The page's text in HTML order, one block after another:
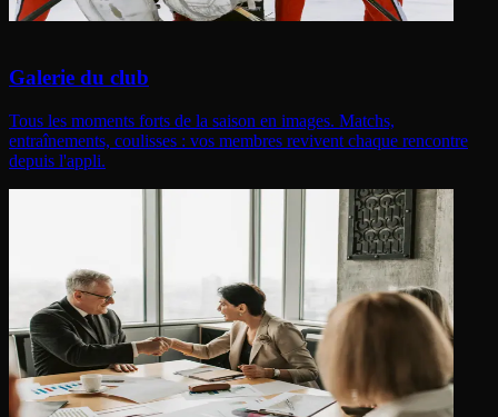
Galerie du club
Tous les moments forts de la saison en images. Matchs,
entraînements, coulisses : vos membres revivent chaque rencontre
depuis l'appli.